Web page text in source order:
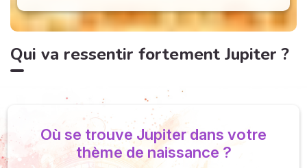
Qui va ressentir fortement Jupiter ?
Où se trouve Jupiter dans votre
thème de naissance ?